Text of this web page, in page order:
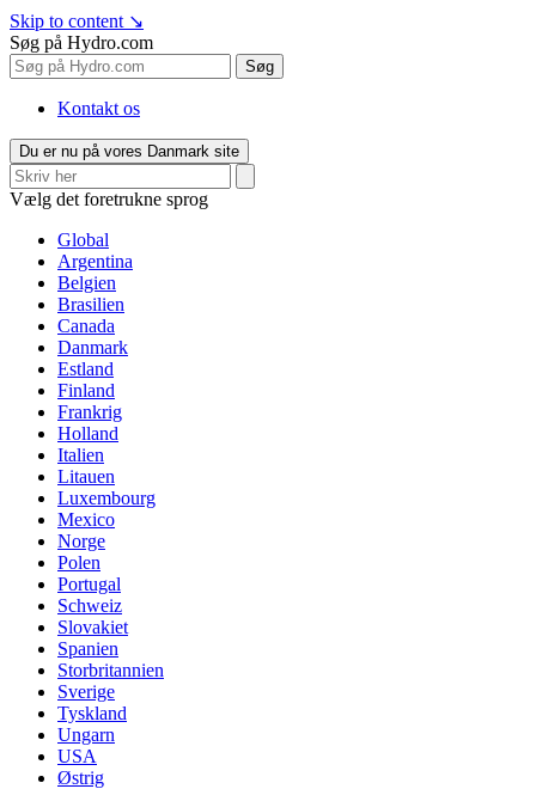
Skip to content ↘
Søg på Hydro.com
Søg
Kontakt os
Du er nu på vores Danmark site
Vælg det foretrukne sprog
Global
Argentina
Belgien
Brasilien
Canada
Danmark
Estland
Finland
Frankrig
Holland
Italien
Litauen
Luxembourg
Mexico
Norge
Polen
Portugal
Schweiz
Slovakiet
Spanien
Storbritannien
Sverige
Tyskland
Ungarn
USA
Østrig